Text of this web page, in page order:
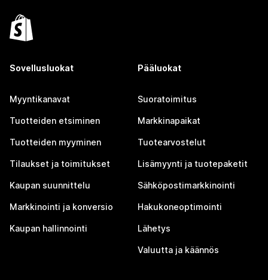
Sovellusluokat
Myyntikanavat
Tuotteiden etsiminen
Tuotteiden myyminen
Tilaukset ja toimitukset
Kaupan suunnittelu
Markkinointi ja konversio
Kaupan hallinnointi
Pääluokat
Suoratoimitus
Markkinapaikat
Tuotearvostelut
Lisämyynti ja tuotepaketit
Sähköpostimarkkinointi
Hakukoneoptimointi
Lähetys
Valuutta ja käännös